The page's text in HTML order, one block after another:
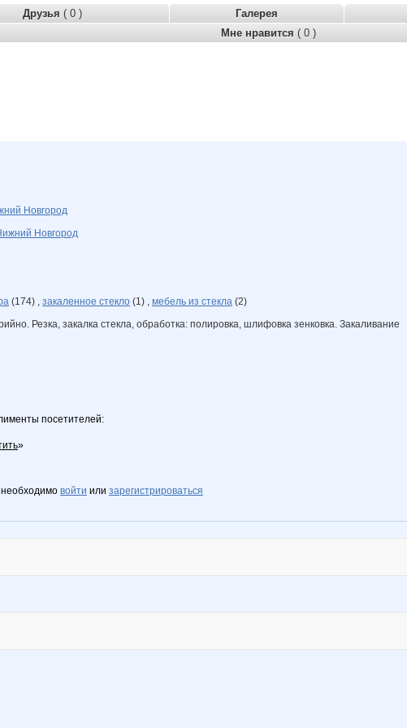
Друзья ( 0 ) Галерея
Мне нравится ( 0 )
Новгород
Новгород
(174) , закаленное стекло (1) , мебель из стекла (2)
Резка, закалка стекла, обработка: полировка, шлифовка зенковка. Закаливание
посетителей:
»
войти или зарегистрироваться